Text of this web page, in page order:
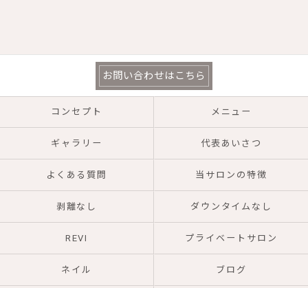
お問い合わせはこちら
コンセプト メニュー
ギャラリー 代表あいさつ
よくある質問 当サロンの特徴
剥離なし ダウンタイムなし
REVI プライベートサロン
ネイル ブログ